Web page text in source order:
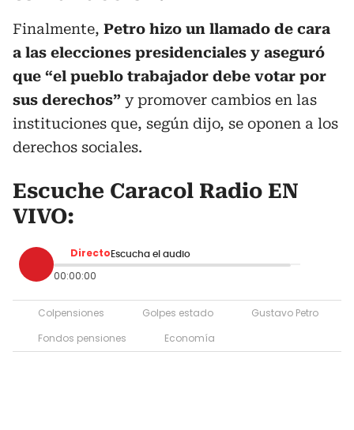
Finalmente, Petro hizo un llamado de cara
a las elecciones presidenciales y aseguró
que “el pueblo trabajador debe votar por
sus derechos” y promover cambios en las
instituciones que, según dijo, se oponen a los
derechos sociales.
Escuche Caracol Radio EN
VIVO:
Directo Escucha el audio
00:00:00
Colpensiones Golpes estado
Gustavo Petro
Fondos pensiones
Economía